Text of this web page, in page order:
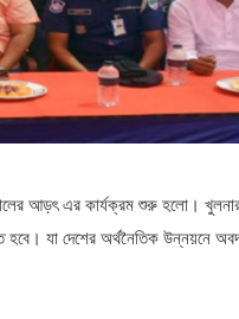
মালের আড়ৎ এর কার্যক্রম শুরু হলো।
যা দেশের অর্থনৈতিক উন্নয়নে